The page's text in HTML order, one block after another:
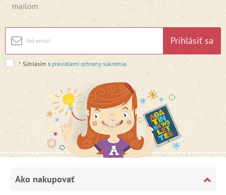
mailom
Prihlásiť sa
* Súhlasím s pravidlami ochrany súkromia
Ako nakupovať